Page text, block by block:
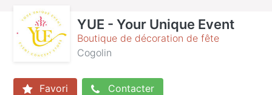
YUE - Your Unique Event
Boutique de décoration de fête
Cogolin
Favori Contacter